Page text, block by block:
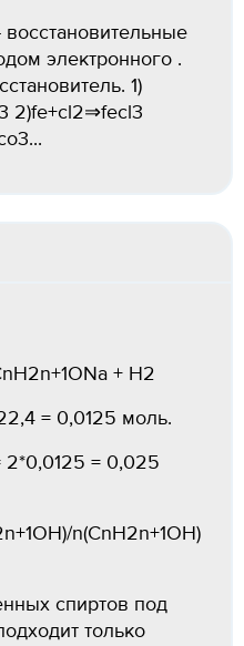
восстановительные
электронного .
1)
2)fe+cl2⇒fecl3
+ H2
= 0,0125 моль.
2*0,0125 = 0,025
n(СnH2n+1OH)
спиртов под
только